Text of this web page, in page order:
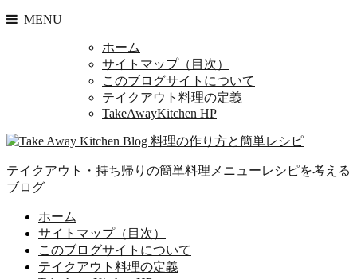
MENU
ホーム
サイトマップ（目次）
このブログサイトについて
テイクアウト料理の定義
TakeAwayKitchen HP
テイクアウト・持ち帰りの簡単料理メニューレシピを考える
ブログ
ホーム
サイトマップ（目次）
このブログサイトについて
テイクアウト料理の定義